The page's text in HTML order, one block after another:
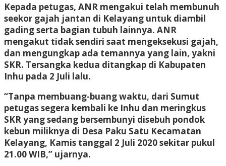
Kepada petugas, ANR mengakui telah membunuh
seekor gajah jantan di Kelayang untuk diambil
gading serta bagian tubuh lainnya. ANR
mengakut tidak sendiri saat mengeksekusi gajah,
dan mengungkap ada temannya yang lain, yakni
SKR. Tersangka kedua ditangkap di Kabupaten
Inhu pada 2 Juli lalu.
“Tanpa membuang-buang waktu, dari Sumut
petugas segera kembali ke Inhu dan meringkus
SKR yang sedang bersembunyi disebuh pondok
kebun miliknya di Desa Paku Satu Kecamatan
Kelayang, Kamis tanggal 2 Juli 2020 sekitar pukul
21.00 WIB,” ujarnya.